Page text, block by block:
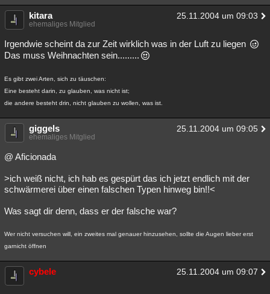
kitara 25.11.2004 um 09:03
ehemaliges Mitglied
Irgendwie scheint da zur Zeit wirklich was in der Luft zu liegen
Das muss Weihnachten sein.........
Es gibt zwei Arten, sich zu täuschen:
Eine besteht darin, zu glauben, was nicht ist;
die andere besteht drin, nicht glauben zu wollen, was ist.
giggels 25.11.2004 um 09:05
ehemaliges Mitglied
@ Aficionada
>ich weiß nicht, ich hab es gespürt das ich jetzt endlich mit der
schwärmerei über einen falschen Typen hinweg bin!!<
Was sagt dir denn, dass er der falsche war?
Wer nicht versuchen will, ein zweites mal genauer hinzusehen, sollte die Augen lieber erst
garnicht öffnen
cybele 25.11.2004 um 09:07